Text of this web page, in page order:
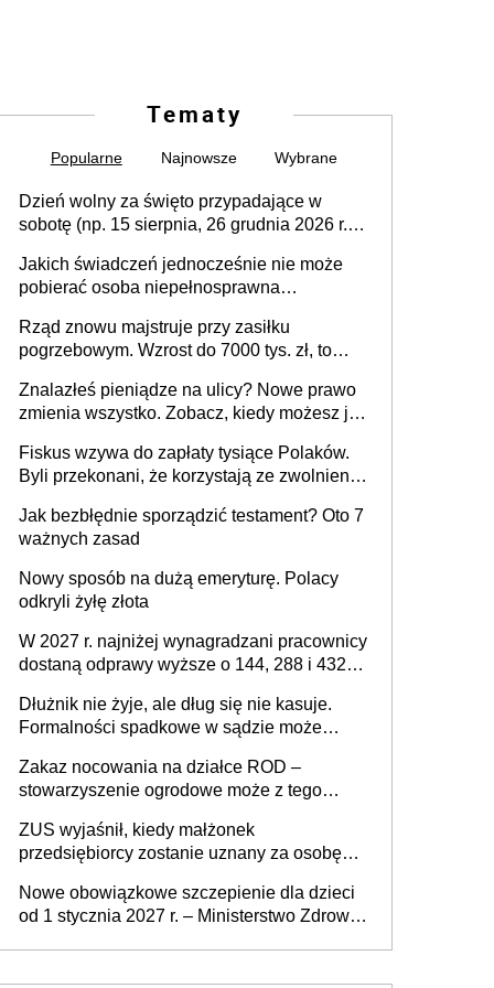
Tematy
Popularne Najnowsze Wybrane
Dzień wolny za święto przypadające w
sobotę (np. 15 sierpnia, 26 grudnia 2026 r.) –
pracodawcy (sektor prywatny i administracja
publiczna), najczęstsze pytania
Jakich świadczeń jednocześnie nie może
pobierać osoba niepełnosprawna
Rząd znowu majstruje przy zasiłku
pogrzebowym. Wzrost do 7000 tys. zł, to
Znalazłeś pieniądze na ulicy? Nowe prawo
zmienia wszystko. Zobacz, kiedy możesz je
Fiskus wzywa do zapłaty tysiące Polaków.
Byli przekonani, że korzystają ze zwolnienia
Jak bezbłędnie sporządzić testament? Oto 7
ważnych zasad
Nowy sposób na dużą emeryturę. Polacy
odkryli żyłę złota
W 2027 r. najniżej wynagradzani pracownicy
dostaną odprawy wyższe o 144, 288 i 432
Dłużnik nie żyje, ale dług się nie kasuje.
Formalności spadkowe w sądzie może
zmarłego
Zakaz nocowania na działce ROD –
stowarzyszenie ogrodowe może z tego
działki (wypowiedzieć dzierżawę)?
ZUS wyjaśnił, kiedy małżonek
przedsiębiorcy zostanie uznany za osobę
Nowe obowiązkowe szczepienie dla dzieci
od 1 stycznia 2027 r. – Ministerstwo Zdrowia